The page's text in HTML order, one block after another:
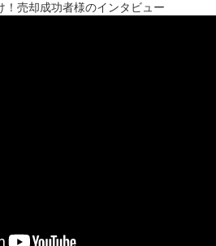
売却成功者様のインタビュー